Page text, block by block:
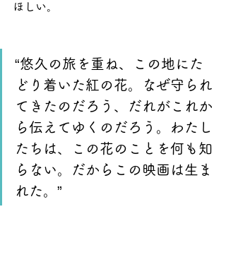
ほしい。
“悠久の旅を重ね、この地にた
どり着いた紅の花。なぜ守られ
てきたのだろう、だれがこれか
ら伝えてゆくのだろう。わたし
たちは、この花のことを何も知
らない。だからこの映画は生ま
れた。”